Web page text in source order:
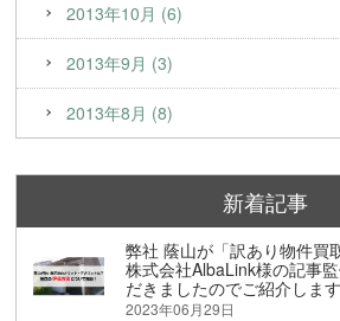
2013年10月 (6)
2013年9月 (3)
2013年8月 (8)
新着記事
弊社 蔭山が「訳あり物件買
株式会社AlbaLink様の記事
だきましたのでご紹介します
2023年06月29日